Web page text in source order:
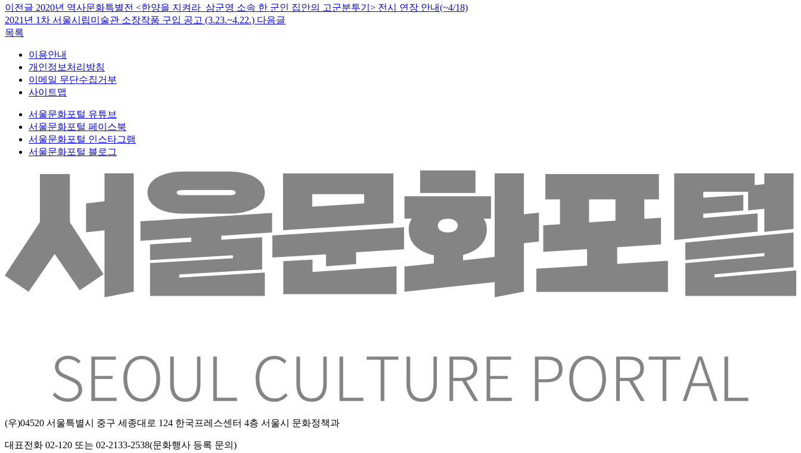
이전글 2020년 역사문화특별전 <한양을 지켜라_삼군영 소속 한 군인 집안의 고군분투기> 전시 연장 안내(~4/18)
2021년 1차 서울시립미술관 소장작품 구입 공고 (3.23.~4.22.) 다음글
목록
이용안내
개인정보처리방침
이메일 무단수집거부
사이트맵
서울문화포털 유튜브
서울문화포털 페이스북
서울문화포털 인스타그램
서울문화포털 블로그
(우)04520 서울특별시 중구 세종대로 124 한국프레스센터 4층 서울시 문화정책과
대표전화 02-120 또는 02-2133-2538(문화행사 등록 문의)